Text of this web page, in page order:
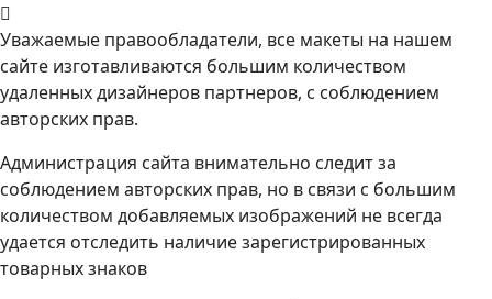
Уважаемые правообладатели, все макеты на нашем
сайте изготавливаются большим количеством
удаленных дизайнеров партнеров, с соблюдением
авторских прав.
Администрация сайта внимательно следит за
соблюдением авторских прав, но в связи с большим
количеством добавляемых изображений не всегда
удается отследить наличие зарегистрированных
товарных знаков